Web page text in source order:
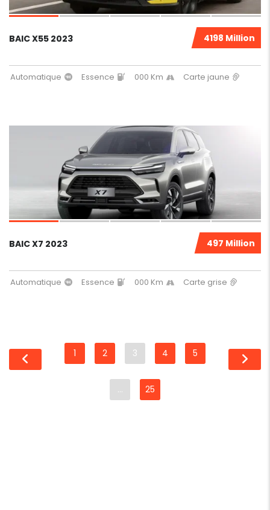
4198 Million
BAIC X55 2023
Automatique Essence 000 Km Carte jaune
497 Million
BAIC X7 2023
Automatique Essence 000 Km Carte grise
1 2 3 4 5
… 25